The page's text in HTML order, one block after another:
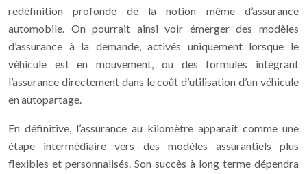
redéfinition profonde de la notion même d’assurance
automobile. On pourrait ainsi voir émerger des modèles
d’assurance à la demande, activés uniquement lorsque le
véhicule est en mouvement, ou des formules intégrant
l’assurance directement dans le coût d’utilisation d’un véhicule
en autopartage.
En définitive, l’assurance au kilomètre apparaît comme une
étape intermédiaire vers des modèles assurantiels plus
flexibles et personnalisés. Son succès à long terme dépendra